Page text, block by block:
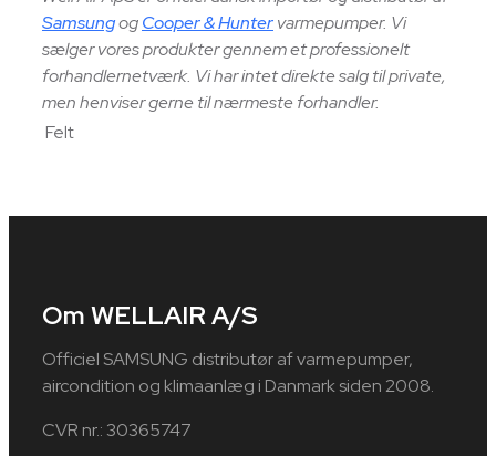
SamsungogCooper & Huntervarmepumper. Vi
sælger vores produkter gennem et professionelt
forhandlernetværk. Vi har intet direkte salg til private,
men henviser gerne til nærmeste forhandler.
Felt
Om WELLAIR A/S
Officiel SAMSUNG distributør af varmepumper,
aircondition og klimaanlæg i Danmark siden 2008.
CVR nr.: 30365747